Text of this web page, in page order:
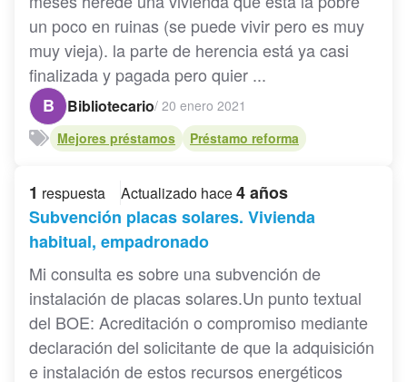
un poco en ruinas (se puede vivir pero es muy
muy vieja). la parte de herencia está ya casi
finalizada y pagada pero quier ...
B
Bibliotecario/ 20 enero 2021
Mejores préstamos
Préstamo reforma
1 respuesta Actualizado hace4 años
Subvención placas solares. Vivienda
habitual, empadronado
Mi consulta es sobre una subvención de
instalación de placas solares.Un punto textual
del BOE: Acreditación o compromiso mediante
declaración del solicitante de que la adquisición
e instalación de estos recursos energéticos